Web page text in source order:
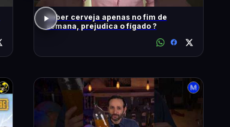
Beber cerveja apenas no fim de
semana, prejudica o fígado ?